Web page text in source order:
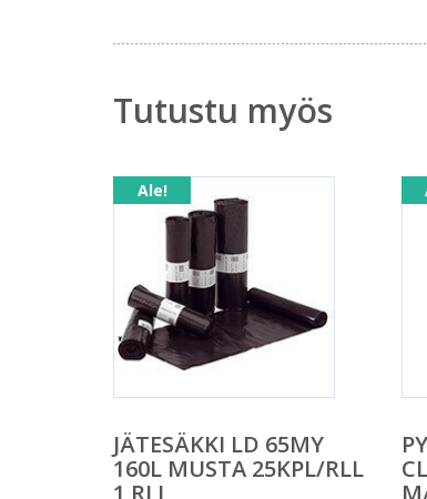
Tutustu myös
Ale!
JÄTESÄKKI LD 65MY
160L MUSTA 25KPL/RLL
1 RLL